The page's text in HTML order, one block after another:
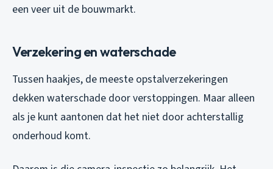
een veer uit de bouwmarkt.
Verzekering en waterschade
Tussen haakjes, de meeste opstalverzekeringen
dekken waterschade door verstoppingen. Maar alleen
als je kunt aantonen dat het niet door achterstallig
onderhoud komt.